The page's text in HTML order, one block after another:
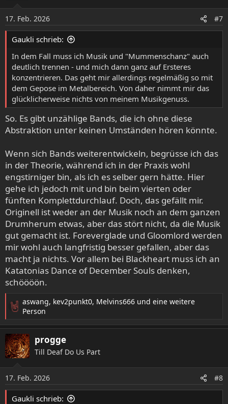
n
e
n
17. Feb. 2026 #7
Gaukli schrieb:
In dem Fall muss ich Musik und "Mummenschanz" auch
deutlich trennen - und mich dann ganz auf Ersteres
konzentrieren. Das geht mir allerdings regelmäßig so mit
dem Gepose im Metalbereich. Von daher nimmt mir das
glücklicherweise nichts von meinem Musikgenuss.
So. Es gibt unzählige Bands, die ich ohne diese
Abstraktion unter keinen Umständen hören könnte.
Wenn sich Bands weiterentwickeln, begrüsse ich das
in der Theorie, während ich in der Praxis wohl
engstirniger bin, als ich es selber gern hätte. Hier
gehe ich jedoch mit und bin beim vierten oder
fünften Komplettdurchlauf. Doch, das gefällt mir.
Originell ist weder an der Musik noch an dem ganzen
Drumherum etwas, aber das stört nicht, da die Musik
gut gemacht ist. Foreverglade und Gloomlord werden
mir wohl auch langfristig besser gefallen, aber das
macht ja nichts. Vor allem bei Blackheart muss ich an
Katatonias Dance of December Souls denken,
schöööön.
R
a
k
t
i
o
n
e
n
aswang, kev2punkt0, Melvins666 und eine weitere
Person
progge
Till Deaf Do Us Part
17. Feb. 2026 #8
Gaukli schrieb: